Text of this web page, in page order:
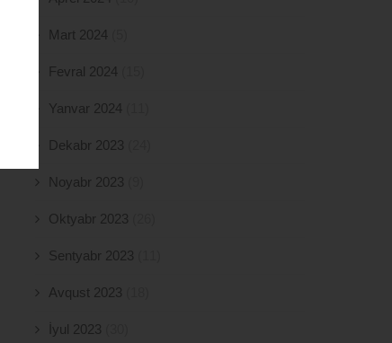
Mart 2024
Fevral 2024
Yanvar 2024
Dekabr 2023
Noyabr 2023
Oktyabr 2023
Sentyabr 2023
Avqust 2023
İyul 2023